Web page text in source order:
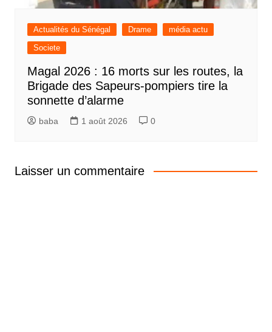
Actualités du Sénégal Drame
média actu
Societe
Magal 2026 : 16 morts sur les routes, la
Brigade des Sapeurs-pompiers tire la
sonnette d’alarme
baba 1 août 2026 0
Laisser un commentaire